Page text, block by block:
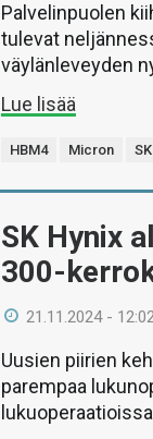
Palvelinpuolen
tulevat
väylänleveyden
Lue lisää
HBM4 Micron
SK Hynix
300-
21.11.2024 -
Uusien piirien
parempaa